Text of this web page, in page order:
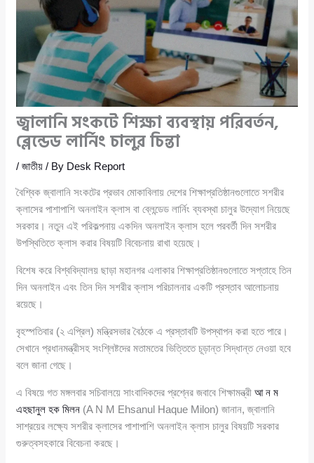
জ্বালানি সংকটে শিক্ষা ব্যবস্থায় পরিবর্তন,
ব্লেন্ডেড লার্নিং চালুর চিন্তা
/জাতীয় / By Desk Report
বৈশ্বিক জ্বালানি সংকটের প্রভাব মোকাবিলায় দেশের শিক্ষাপ্রতিষ্ঠানগুলোতে সশরীর
ক্লাসের পাশাপাশি অনলাইন ক্লাস বা ব্লেন্ডেড লার্নিং ব্যবস্থা চালুর উদ্যোগ নিয়েছে
সরকার। নতুন এই পরিকল্পনায় একদিন অনলাইন ক্লাস হলে পরবর্তী দিন সশরীর
উপস্থিতিতে ক্লাস করার বিষয়টি বিবেচনায় রাখা হয়েছে।
বিশেষ করে বিশ্ববিদ্যালয় ছাড়া মহানগর এলাকার শিক্ষাপ্রতিষ্ঠানগুলোতে সপ্তাহে তিন
দিন অনলাইন এবং তিন দিন সশরীর ক্লাস পরিচালনার একটি প্রস্তাব আলোচনায়
রয়েছে।
বৃহস্পতিবার (২ এপ্রিল) মন্ত্রিসভার বৈঠকে এ প্রস্তাবটি উপস্থাপন করা হতে পারে।
সেখানে প্রধানমন্ত্রীসহ সংশ্লিষ্টদের মতামতের ভিত্তিতে চূড়ান্ত সিদ্ধান্ত নেওয়া হবে
বলে জানা গেছে।
এ বিষয়ে গত মঙ্গলবার সচিবালয়ে সাংবাদিকদের প্রশ্নের জবাবে শিক্ষামন্ত্রীআ ন ম
এহছানুল হক মিলন (A N M Ehsanul Haque Milon) জানান, জ্বালানি
সাশ্রয়ের লক্ষ্যে সশরীর ক্লাসের পাশাপাশি অনলাইন ক্লাস চালুর বিষয়টি সরকার
গুরুত্বসহকারে বিবেচনা করছে।